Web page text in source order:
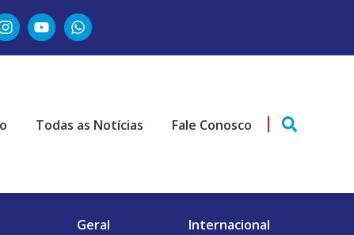
Todas as Notícias Fale Conosco
Geral
Internacional